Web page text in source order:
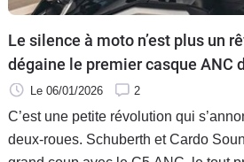
125
Marques
Services
Le silence à moto n’est plus un
dégaine le premier casque ANC
Le 06/01/2026 2
C’est une petite révolution qui
deux-roues. Schuberth et Cardo